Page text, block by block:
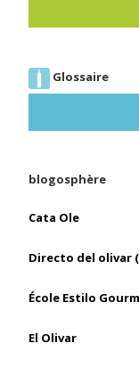
Glossaire
blogosphère
Cata Ole
Directo del olivar
École Estilo
El Olivar